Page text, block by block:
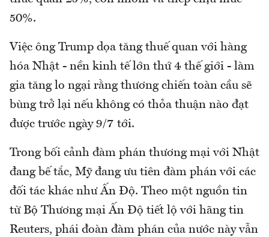
50%.
Việc ông Trump dọa tăng thuế quan với hàng
hóa Nhật - nền kinh tế lớn thứ 4 thế giới - làm
gia tăng lo ngại rằng thương chiến toàn cầu sẽ
bùng trở lại nếu không có thỏa thuận nào đạt
được trước ngày 9/7 tới.
Trong bối cảnh đàm phán thương mại với Nhật
đang bế tắc, Mỹ đang ưu tiên đàm phán với các
đối tác khác như Ấn Độ. Theo một nguồn tin
từ Bộ Thương mại Ấn Độ tiết lộ với hãng tin
Reuters, phái đoàn đàm phán của nước này vẫn